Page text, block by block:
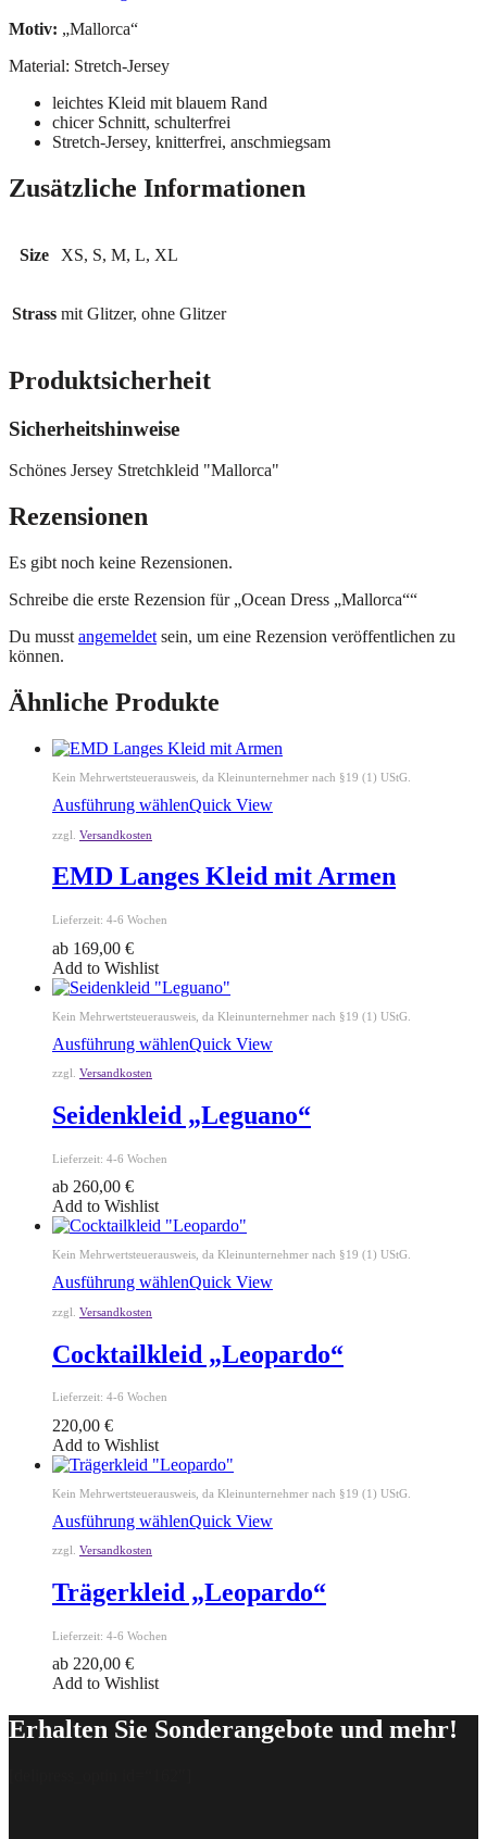
Motiv: „Mallorca“
Material: Stretch-Jersey
leichtes Kleid mit blauem Rand
chicer Schnitt, schulterfrei
Stretch-Jersey, knitterfrei, anschmiegsam
Zusätzliche Informationen
Size XS, S, M, L, XL
Strass mit Glitzer, ohne Glitzer
Produktsicherheit
Sicherheitshinweise
Schönes Jersey Stretchkleid "Mallorca"
Rezensionen
Es gibt noch keine Rezensionen.
Schreibe die erste Rezension für „Ocean Dress „Mallorca““
Du musst angemeldet sein, um eine Rezension veröffentlichen zu
können.
Ähnliche Produkte
Kein Mehrwertsteuerausweis, da Kleinunternehmer nach §19 (1) UStG.
Ausführung wählenQuick View
zzgl. Versandkosten
EMD Langes Kleid mit Armen
Lieferzeit: 4-6 Wochen
ab 169,00 €
Add to Wishlist
Kein Mehrwertsteuerausweis, da Kleinunternehmer nach §19 (1) UStG.
Ausführung wählenQuick View
zzgl. Versandkosten
Seidenkleid „Leguano“
Lieferzeit: 4-6 Wochen
ab 260,00 €
Add to Wishlist
Kein Mehrwertsteuerausweis, da Kleinunternehmer nach §19 (1) UStG.
Ausführung wählenQuick View
zzgl. Versandkosten
Cocktailkleid „Leopardo“
Lieferzeit: 4-6 Wochen
220,00 €
Add to Wishlist
Kein Mehrwertsteuerausweis, da Kleinunternehmer nach §19 (1) UStG.
Ausführung wählenQuick View
zzgl. Versandkosten
Trägerkleid „Leopardo“
Lieferzeit: 4-6 Wochen
ab 220,00 €
Add to Wishlist
Erhalten Sie Sonderangebote und mehr!